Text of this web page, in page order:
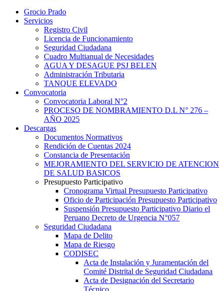
Grocio Prado
Servicios
Registro Civil
Licencia de Funcionamiento
Seguridad Ciudadana
Cuadro Multianual de Necesidades
AGUA Y DESAGUE PSJ BELEN
Administración Tributaria
TANQUE ELEVADO
Convocatoria
Convocatoria Laboral N°2
PROCESO DE NOMBRAMIENTO D.L N° 276 –
AÑO 2025
Descargas
Documentos Normativos
Rendición de Cuentas 2024
Constancia de Presentación
MEJORAMIENTO DEL SERVICIO DE ATENCION
DE SALUD BASICOS
Presupuesto Participativo
Cronograma Virtual Presupuesto Participativo
Oficio de Participación Presupuesto Participativo
Suspensión Presupuesto Participativo Diario el
Peruano Decreto de Urgencia N°057
Seguridad Ciudadana
Mapa de Delito
Mapa de Riesgo
CODISEC
Acta de Instalación y Juramentación del
Comité Distrital de Seguridad Ciudadana
Acta de Designación del Secretario
Técnico